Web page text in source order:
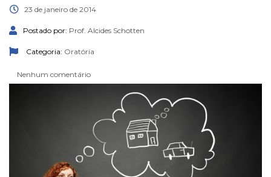
23 de janeiro de 2014
Postado por: Prof. Alcides Schotten
Categoria: Oratória
Nenhum comentário